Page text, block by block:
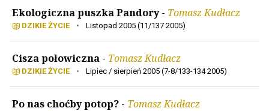
Ekologiczna puszka Pandory- Tomasz Kudłacz
DZIKIE ŻYCIE • Listopad 2005 (11/137 2005)
Cisza połowiczna - Tomasz Kudłacz
DZIKIE ŻYCIE • Lipiec / sierpień 2005 (7-8/133-134 2005)
Po nas choćby potop? - Tomasz Kudłacz